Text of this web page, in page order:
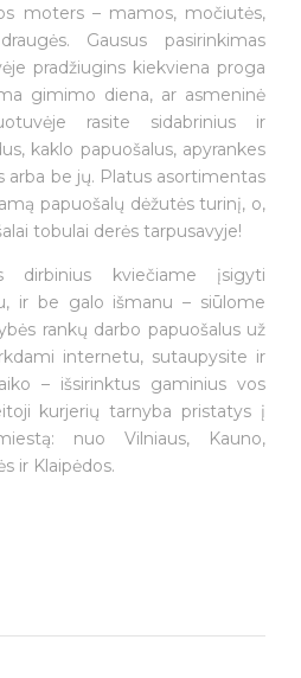
moters – mamos, močiutės,
Gausus pasirinkimas
pradžiugins kiekviena proga
gimimo diena, ar asmeninė
rasite sidabrinius ir
kaklo papuošalus, apyrankes
arba be jų. Platus asortimentas
papuošalų dėžutės turinį, o,
tobulai derės tarpusavyje!
dirbinius kviečiame įsigyti
ir be galo išmanu – siūlome
rankų darbo papuošalus už
internetu, sutaupysite ir
– išsirinktus gaminius vos
kurjerių tarnyba pristatys į
nuo Vilniaus, Kauno,
ir Klaipėdos.